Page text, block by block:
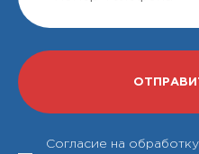
Согласие на